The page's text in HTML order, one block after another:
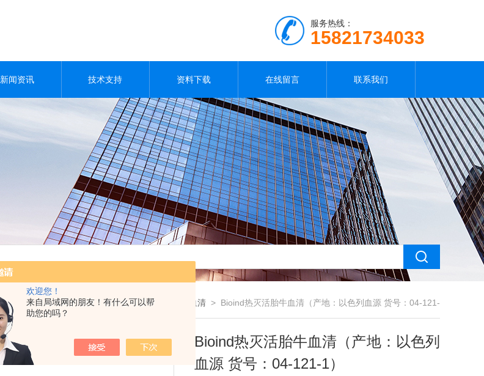
欢迎您！
来自局域网的朋友！有什么可以帮
助您的吗？
服务热线：
15821734033
新闻资讯 技术支持 资料下载 在线留言 联系我们
您现在的位置：首页>产品展示> > 胎牛血清 > Bioind热灭活胎牛血清（产地：以色列血源 货号：04-121-
1）
Bioind热灭活胎牛血清（产地：以色列
血源 货号：04-121-1）